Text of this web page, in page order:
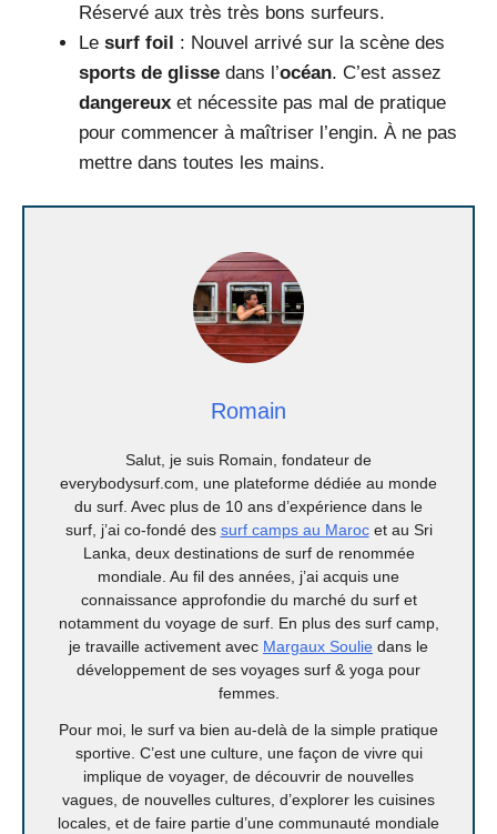
Réservé aux très très bons surfeurs.
Le surf foil : Nouvel arrivé sur la scène des
sports de glisse dans l’océan. C’est assez
dangereux et nécessite pas mal de pratique
pour commencer à maîtriser l’engin. À ne pas
mettre dans toutes les mains.
Romain
Salut, je suis Romain, fondateur de
everybodysurf.com, une plateforme dédiée au monde
du surf. Avec plus de 10 ans d’expérience dans le
surf, j’ai co-fondé des surf camps au Marocet au Sri
Lanka, deux destinations de surf de renommée
mondiale. Au fil des années, j’ai acquis une
connaissance approfondie du marché du surf et
notamment du voyage de surf. En plus des surf camp,
je travaille activement avec Margaux Soulie dans le
développement de ses voyages surf & yoga pour
femmes.
Pour moi, le surf va bien au-delà de la simple pratique
sportive. C’est une culture, une façon de vivre qui
implique de voyager, de découvrir de nouvelles
vagues, de nouvelles cultures, d’explorer les cuisines
locales, et de faire partie d’une communauté mondiale